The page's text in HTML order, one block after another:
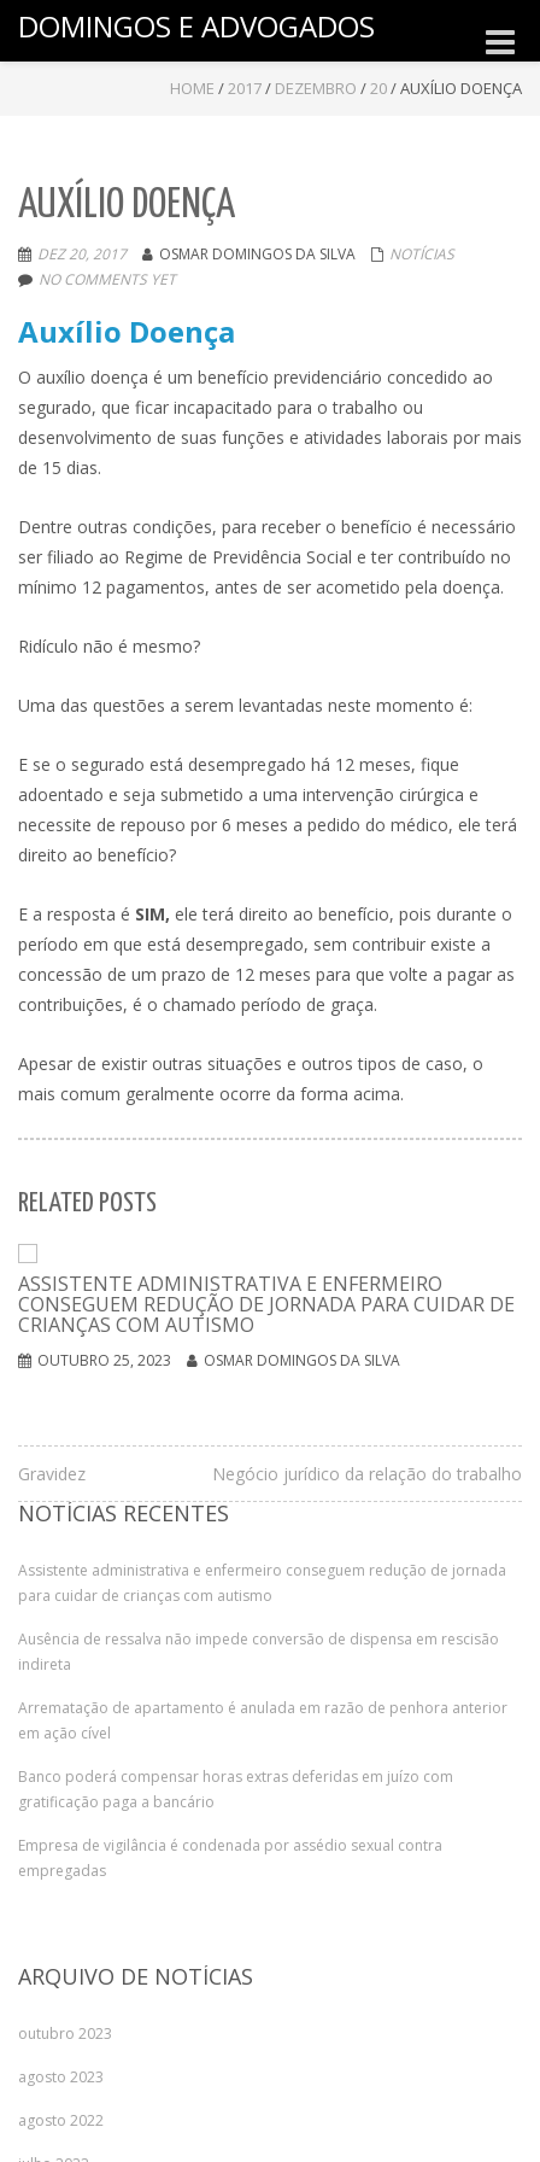
DOMINGOS E ADVOGADOS
Toggle
HOME /2017/ DEZEMBRO /20/AUXÍLIO DOENÇA
AUXÍLIO DOENÇA
DEZ 20, 2017 OSMAR DOMINGOS DA SILVA
NOTÍCIAS
NO COMMENTS YET
Auxílio Doença
O auxílio doença é um benefício previdenciário concedido ao
segurado, que ficar incapacitado para o trabalho ou
desenvolvimento de suas funções e atividades laborais por mais
de 15 dias.
Dentre outras condições, para receber o benefício é necessário
ser filiado ao Regime de Previdência Social e ter contribuído no
mínimo 12 pagamentos, antes de ser acometido pela doença.
Ridículo não é mesmo?
Uma das questões a serem levantadas neste momento é:
E se o segurado está desempregado há 12 meses, fique
adoentado e seja submetido a uma intervenção cirúrgica e
necessite de repouso por 6 meses a pedido do médico, ele terá
direito ao benefício?
E a resposta é SIM, ele terá direito ao benefício, pois durante o
período em que está desempregado, sem contribuir existe a
concessão de um prazo de 12 meses para que volte a pagar as
contribuições, é o chamado período de graça.
Apesar de existir outras situações e outros tipos de caso, o
mais comum geralmente ocorre da forma acima.
RELATED POSTS
ASSISTENTE ADMINISTRATIVA E ENFERMEIRO
CONSEGUEM REDUÇÃO DE JORNADA PARA CUIDAR DE
CRIANÇAS COM AUTISMO
OUTUBRO 25, 2023 OSMAR DOMINGOS DA SILVA
Gravidez Negócio jurídico da relação do trabalho
NOTÍCIAS RECENTES
Assistente administrativa e enfermeiro conseguem redução de jornada
para cuidar de crianças com autismo
Ausência de ressalva não impede conversão de dispensa em rescisão
indireta
Arrematação de apartamento é anulada em razão de penhora anterior
em ação cível
Banco poderá compensar horas extras deferidas em juízo com
gratificação paga a bancário
Empresa de vigilância é condenada por assédio sexual contra
empregadas
ARQUIVO DE NOTÍCIAS
outubro 2023
agosto 2023
agosto 2022